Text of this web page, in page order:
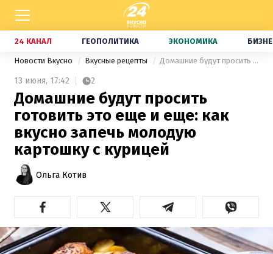
24 КАНАЛ ГЕОПОЛИТИКА ЭКОНОМИКА
Новости Вкусно Вкусные рецепты Домашние будут просить готовить это еще и еще: как вкусно запечь молодую картошку с курицей
13 июня, 17:42 2
Домашние будут просить
готовить это еще и еще: как
вкусно запечь молодую
картошку с курицей
Ольга Котив